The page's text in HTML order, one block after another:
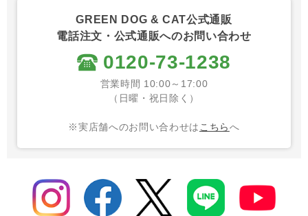
GREEN DOG & CAT公式通販
電話注文・公式通販へのお問い合わせ
0120-73-1238
営業時間 10:00～17:00
（日曜・祝日除く）
※実店舗へのお問い合わせは こちらへ